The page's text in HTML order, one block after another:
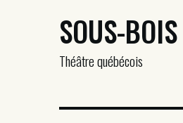
SOUS-BOIS
Théâtre québécois